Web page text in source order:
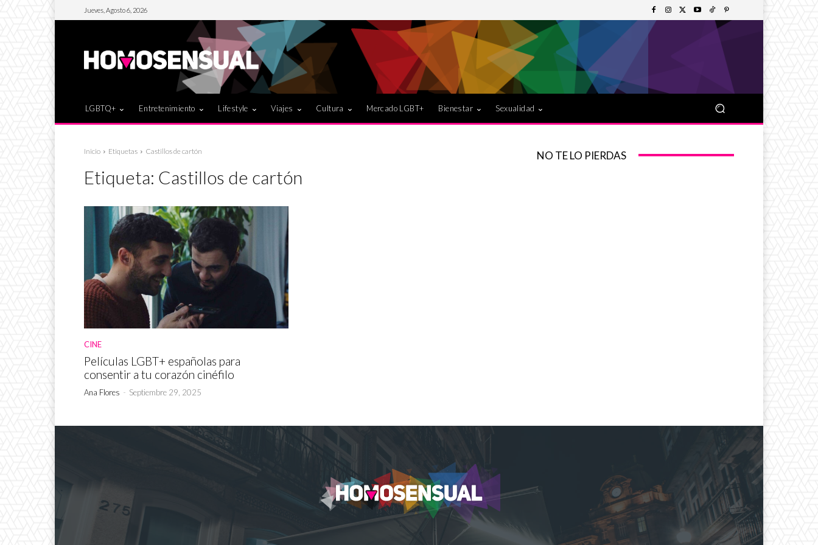
Jueves, Agosto 6, 2026
LGBTQ+ Entretenimiento Lifestyle Viajes Cultura Mercado LGBT+ Bienestar Sexualidad
Inicio Etiquetas Castillos de cartón
Etiqueta: Castillos de cartón
CINE
Películas LGBT+ españolas para
consentir a tu corazón cinéfilo
Ana Flores - Septiembre 29, 2025
NO TE LO PIERDAS